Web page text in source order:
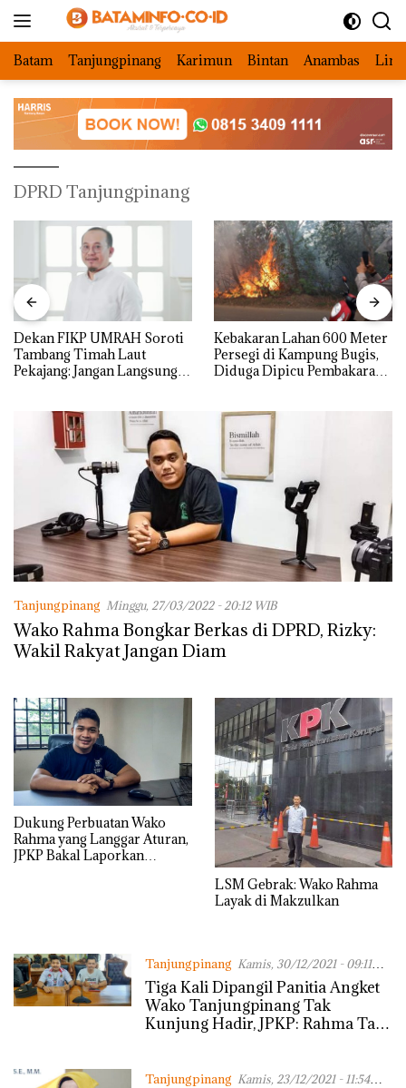
Batam Tanjungpinang Karimun Bintan Anambas
DPRD Tanjungpinang
Dekan FIKP UMRAH Soroti
Tambang Timah Laut
Pekajang: Jangan Langsung
Lingkungannya
Kebakaran Lahan 600 Meter
Persegi di Kampung Bugis,
Diduga Dipicu Pembakaran
Tanjungpinang Minggu, 27/03/2022 - 20:12 WIB
Wako Rahma Bongkar Berkas di DPRD, Rizky:
Wakil Rakyat Jangan Diam
Dukung Perbuatan Wako
Rahma yang Langgar Aturan,
JPKP Bakal Laporkan
LSM Gebrak: Wako Rahma
Layak di Makzulkan
Tanjungpinang Kamis, 30/12/2021 - 09:11
WIB
Tiga Kali Dipangil Panitia Angket
Wako Tanjungpinang Tak
Kunjung Hadir, JPKP: Rahma Tak
Tanjungpinang Kamis, 23/12/2021 - 11:54